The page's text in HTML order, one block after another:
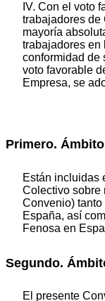
IV. Con el voto
trabajadores de
mayoría
trabajadores en
conformidad de
voto favorable
Empresa, se
Primero.
Están incluidas
Colectivo sobre
Convenio)
España, así
Fenosa en
Segundo.
El presente